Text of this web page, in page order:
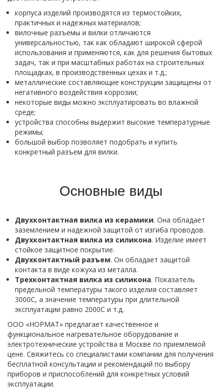
Нагреватели для бочек
Стандартные компоненты для пластиковой прессформы
О КОМПАНИИ
СОТРУДНИЧЕСТВО
СЕРТИФИКАТЫ
ГАЛЕРЕЯ
КОНТАКТЫ
корпуса изделий производятся из термостойких,
практичных и надежных материалов;
вилочные разъемы и вилки отличаются
универсальностью, так как обладают широкой сферой
использования и применяются, как для решения бытовых
задач, так и при масштабных работах на строительных
площадках, в производственных цехах и т.д.;
металлические составляющие конструкции защищены от
негативного воздействия коррозии;
некоторые виды можно эксплуатировать во влажной
среде;
устройства способны выдержит высокие температурные
режимы;
большой выбор позволяет подобрать и купить
конкретный разъем для вилки.
Основные виды
Двухконтактная вилка из керамики. Она обладает
заземлением и надежной защитой от изгиба проводов.
Двухконтактная вилка из силикона. Изделие имеет
стойкое защитное покрытие.
Двухконтактный разъем. Он обладает защитой
контакта в виде кожуха из металла.
Трехконтактная вилка из силикона. Показатель
предельной температуры такого изделия составляет
3000С, а значение температуры при длительной
эксплуатации равно 2000С и т.д.
ООО «НОРМАТ» предлагает качественное и
функциональное нагревательное оборудование и
электротехнические устройства в Москве по приемлемой
цене. Свяжитесь со специалистами компании для получения
бесплатной консультации и рекомендаций по выбору
приборов и приспособлений для конкретных условий
эксплуатации.